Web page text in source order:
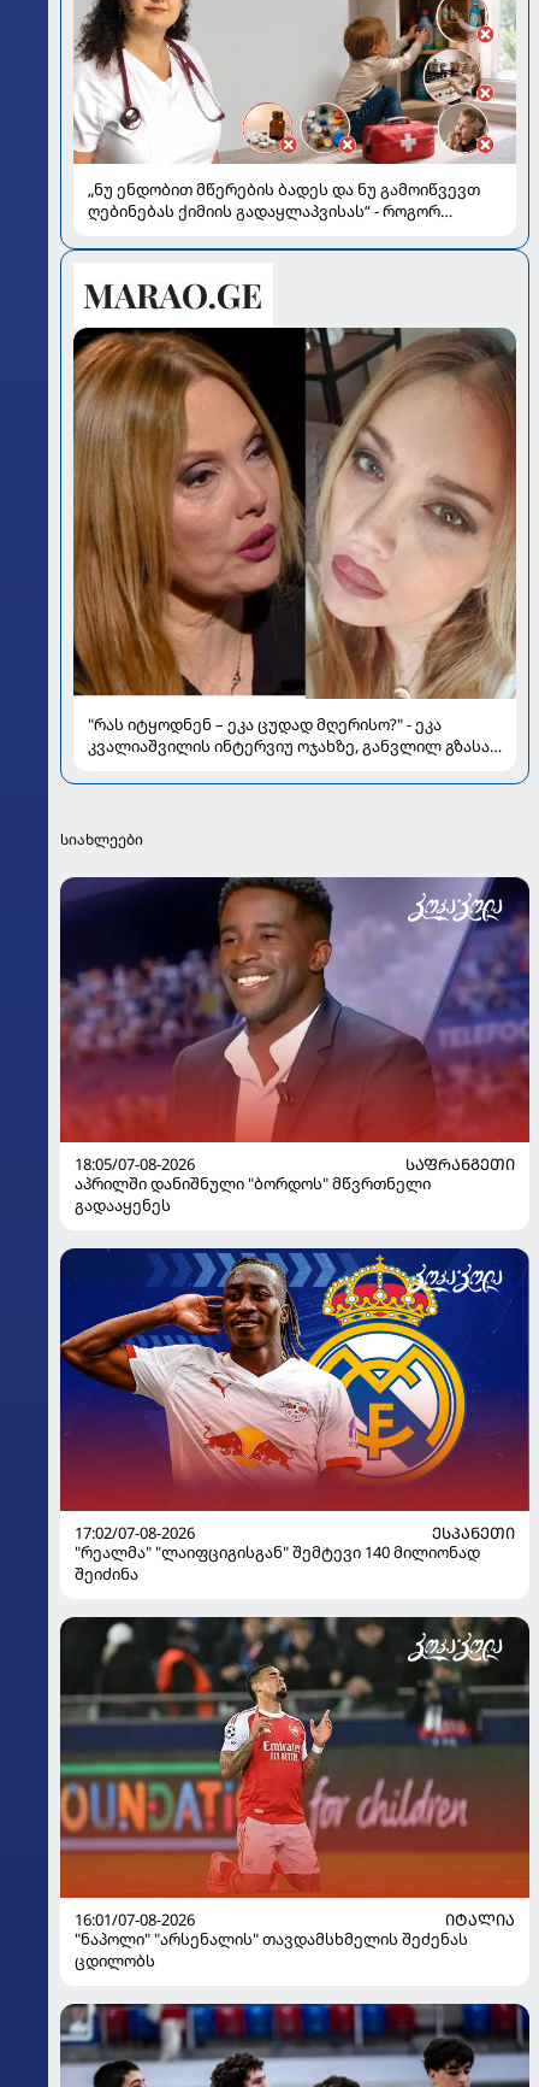
„ნუ ენდობით მწერების ბადეს და ნუ გამოიწვევთ
ღებინებას ქიმიის გადაყლაპვისას“ - როგორ
სალომე ახვლედიანის რჩევები
"რას იტყოდნენ – ეკა ცუდად მღერისო?" - ეკა
კვალიაშვილის ინტერვიუ ოჯახზე, განვლილ გზასა
სიახლეები
18:05/07-08-2026
ᲡᲐᲤᲠᲐᲜᲒᲔᲗᲘ
აპრილში დანიშნული "ბორდოს" მწვრთნელი
გადააყენეს
17:02/07-08-2026
ᲔᲡᲞᲐᲜᲔᲗᲘ
"რეალმა" "ლაიფციგისგან" შემტევი 140 მილიონად
შეიძინა
16:01/07-08-2026
ᲘᲢᲐᲚᲘᲐ
"ნაპოლი" "არსენალის" თავდამსხმელის შეძენას
ცდილობს